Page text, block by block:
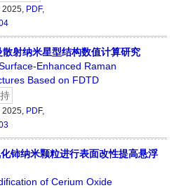
2025, PDF,
射纳米星型结构数值计算研究
Enhanced Raman
Based on FDTD
2025, PDF,
铈纳米颗粒进行表面改性提高悬浮
of Cerium Oxide